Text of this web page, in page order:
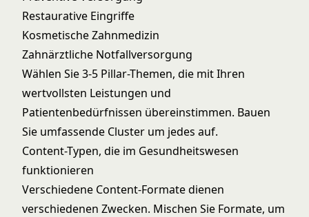
Restaurative Eingriffe
Kosmetische Zahnmedizin
Zahnärztliche Notfallversorgung
Wählen Sie 3-5 Pillar-Themen, die mit Ihren
wertvollsten Leistungen und
Patientenbedürfnissen übereinstimmen. Bauen
Sie umfassende Cluster um jedes auf.
Content-Typen, die im Gesundheitswesen
funktionieren
Verschiedene Content-Formate dienen
verschiedenen Zwecken. Mischen Sie Formate, um